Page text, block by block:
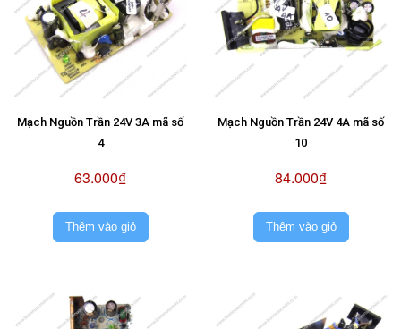
Mạch Nguồn Trần 24V 3A mã số
4
63.000₫
Thêm vào giỏ
Mạch Nguồn Trần 24V 4A mã số
10
84.000₫
Thêm vào giỏ